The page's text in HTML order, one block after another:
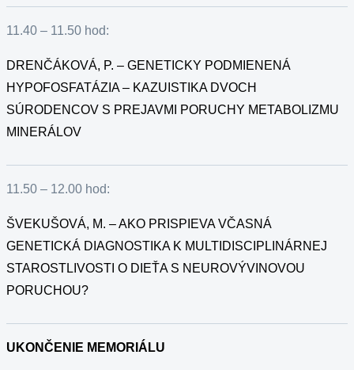
11.40 – 11.50 hod:
DRENČÁKOVÁ, P. – GENETICKY PODMIENENÁ
HYPOFOSFATÁZIA – KAZUISTIKA DVOCH
SÚRODENCOV S PREJAVMI PORUCHY METABOLIZMU
MINERÁLOV
11.50 – 12.00 hod:
ŠVEKUŠOVÁ, M. – AKO PRISPIEVA VČASNÁ
GENETICKÁ DIAGNOSTIKA K MULTIDISCIPLINÁRNEJ
STAROSTLIVOSTI O DIEŤA S NEUROVÝVINOVOU
PORUCHOU?
UKONČENIE MEMORIÁLU